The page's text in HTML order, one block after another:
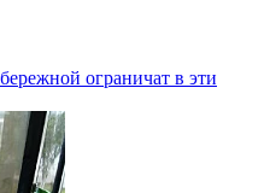
ограничат в эти